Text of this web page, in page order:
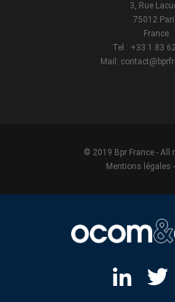
3, Rue
75012
France
Tel : +33 1 83
Mail:
© 2019 Bpr France - All
Mentions légales -